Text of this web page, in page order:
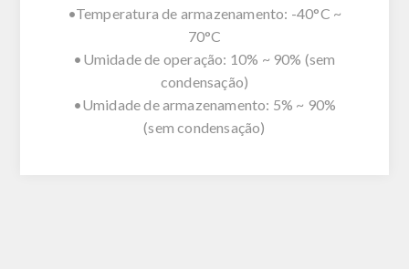
•Temperatura de armazenamento: -40°C ~
70°C
•Umidade de operação: 10% ~ 90% (sem
condensação)
•Umidade de armazenamento: 5% ~ 90%
(sem condensação)